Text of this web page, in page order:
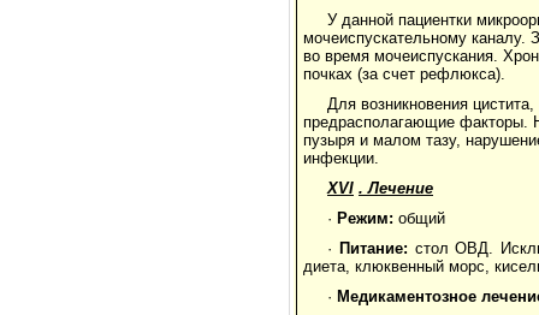
У данной пациентки
мочеиспускательному каналу.
во время мочеиспускания.
почках (за счет рефлюкса).
Для возникновения
предрасполагающие факторы.
пузыря и малом тазу,
инфекции.
XVI . Лечение
· Режим: общий
· Питание: стол ОВД.
диета, клюквенный морс,
· Медикаментозное